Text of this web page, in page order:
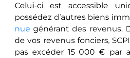
Celui-ci est accessible
possédez d’autres biens
nuegénérant des revenus.
de vos revenus fonciers,
pas excéder 15 000 € par